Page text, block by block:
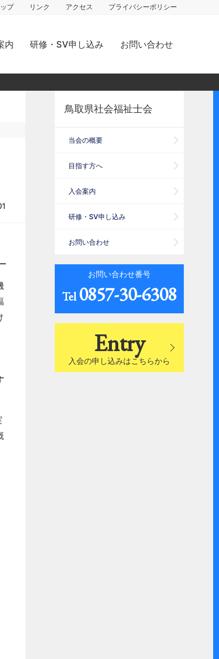
プ リンク アクセス プライバシーポリシー
内 研修・SV申し込み お問い合わせ
鳥取県社会福祉士会
当会の概要
目指す方へ
入会案内
研修・SV申し込み
お問い合わせ
お問い合わせ番号
Tel0857-30-6308
Entry
入会の申し込みはこちらから